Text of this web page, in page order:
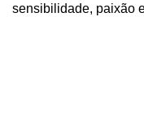
sensibilidade, paixão